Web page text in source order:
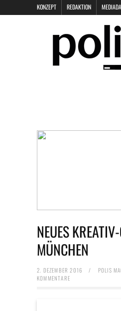
KONZEPT REDAKTION
NEUES
MÜNCHEN
2. DEZEMBER 2016 / POLIS
KOMMENTARE